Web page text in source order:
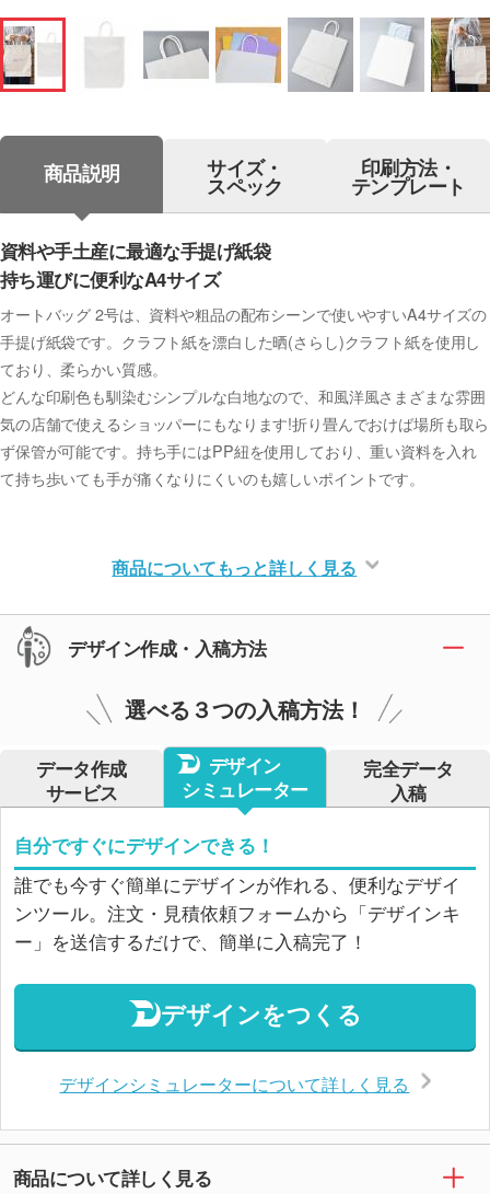
商品説明 サイズ・
スペック
印刷方法・
テンプレート
資料や手土産に最適な手提げ紙袋
持ち運びに便利なA4サイズ
オートバッグ 2号は、資料や粗品の配布シーンで使いやすいA4サイズの
手提げ紙袋です。クラフト紙を漂白した晒(さらし)クラフト紙を使用し
ており、柔らかい質感。
どんな印刷色も馴染むシンプルな白地なので、和風洋風さまざまな雰囲
気の店舗で使えるショッパーにもなります!折り畳んでおけば場所も取ら
ず保管が可能です。持ち手にはPP紐を使用しており、重い資料を入れ
て持ち歩いても手が痛くなりにくいのも嬉しいポイントです。
商品についてもっと詳しく見る
デザイン作成・入稿方法
選べる３つの入稿方法！
データ作成
サービス
デザイン
シミュレーター
完全データ
入稿
自分ですぐにデザインできる！
誰でも今すぐ簡単にデザインが作れる、便利なデザイ
ンツール。注文・見積依頼フォームから「デザインキ
ー」を送信するだけで、簡単に入稿完了！
デザインをつくる
デザインシミュレーターについて詳しく見る
商品について詳しく見る